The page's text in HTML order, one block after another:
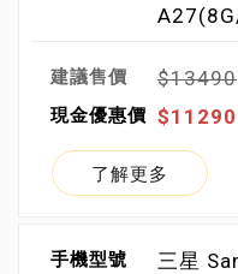
$13490
$11290
了解更多
三星